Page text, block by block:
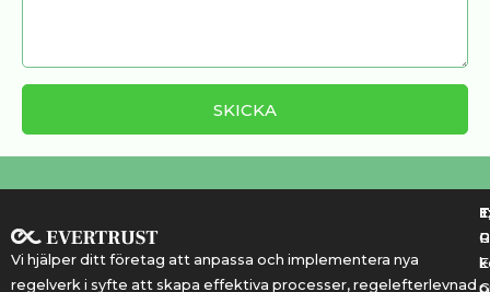
Vi hjälper ditt företag att anpassa och implementera nya
regelverk i syfte att skapa effektiva processer, regelefterlevnad